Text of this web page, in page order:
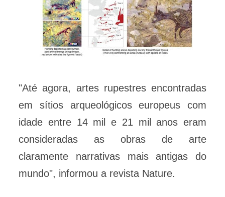
"Até agora, artes rupestres encontradas
em sítios arqueológicos europeus com
idade entre 14 mil e 21 mil anos eram
consideradas as obras de arte
claramente narrativas mais antigas do
mundo", informou a revista Nature.